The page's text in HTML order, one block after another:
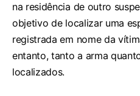
na residência de outro
objetivo de localizar uma
registrada em nome da
entanto, tanto a arma
localizados.